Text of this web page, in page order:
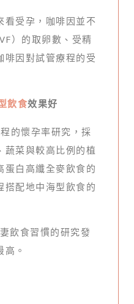
看受孕，咖啡因並不
）的取卵數、受精
啡因對試管療程的受
飲食效果好
的懷孕率研究，採
蔬菜與較高比例的植
蛋白高纖全麥飲食的
搭配地中海型飲食的
飲食習慣的研究發
高。